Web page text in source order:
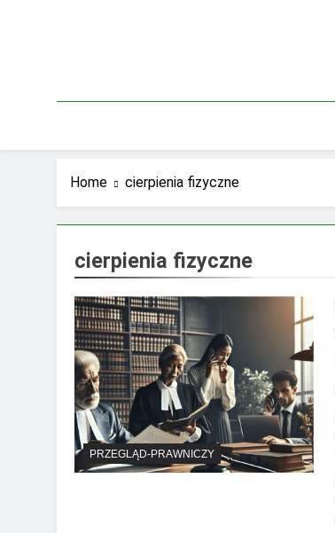
Home cierpienia fizyczne
cierpienia fizyczne
PRZEGLĄD-PRAWNICZY